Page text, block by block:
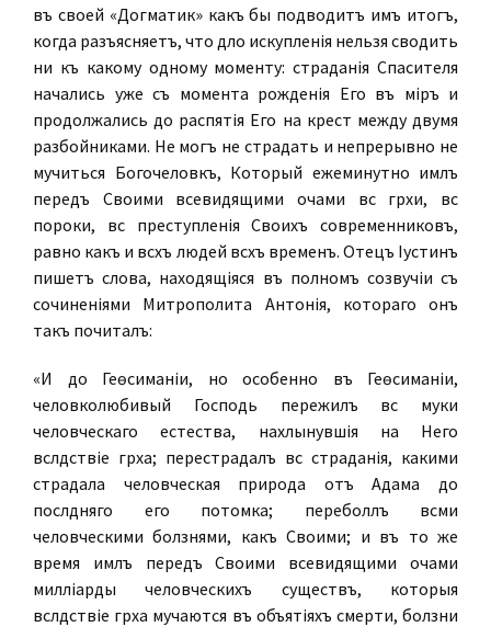
въ своей «Догматикѣ» какъ бы подводитъ имъ итогъ,
когда разъясняетъ, что дѣло искупленія нельзя сводить
ни къ какому одному моменту: страданія Спасителя
начались уже съ момента рожденія Его въ міръ и
продолжались до распятія Его на крестѣ между двумя
разбойниками. Не могъ не страдать и непрерывно не
мучиться Богочеловѣкъ, Который ежеминутно имѣлъ
передъ Своими всевидящими очами всѣ грѣхи, всѣ
пороки, всѣ преступленія Своихъ современниковъ,
равно какъ и всѣхъ людей всѣхъ временъ. Отецъ Іустинъ
пишетъ слова, находящіяся въ полномъ созвучіи съ
сочиненіями Митрополита Антонія, котораго онъ
такъ почиталъ:
«И до Геѳсиманіи, но особенно въ Геѳсиманіи,
человѣколюбивый Господь пережилъ всѣ муки
человѣческаго естества, нахлынувшія на Него
вслѣдствіе грѣха; перестрадалъ всѣ страданія, какими
страдала человѣческая природа отъ Адама до
послѣдняго его потомка; переболѣлъ всѣми
человѣческими болѣзнями, какъ Своими; и въ то же
время имѣлъ передъ Своими всевидящими очами
милліарды человѣческихъ существъ, которыя
вслѣдствіе грѣха мучаются въ объятіяхъ смерти, болѣзни